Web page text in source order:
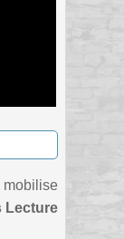
Lecture